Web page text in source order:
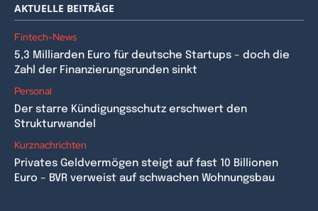
AKTUELLE BEITRÄGE
Fintech-News
5,3 Milliarden Euro für deutsche Startups – doch die
Zahl der Finanzierungsrunden sinkt
Personal
Der starre Kündigungsschutz erschwert den
Strukturwandel
Kurznachrichten
Privates Geldvermögen steigt auf fast 10 Billionen
Euro – BVR verweist auf schwachen Wohnungsbau